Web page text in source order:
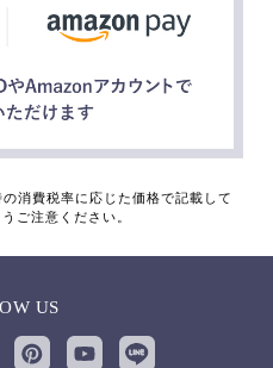
消費税率に応じた価格で記載して
ご注意ください。
US